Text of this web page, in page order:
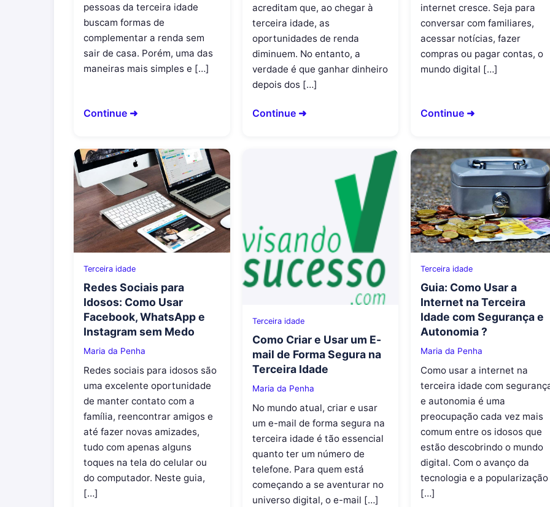
pessoas da terceira idade
buscam formas de
complementar a renda sem
sair de casa. Porém, uma das
maneiras mais simples e […]
Continue ➜
acreditam que, ao chegar à
terceira idade, as
oportunidades de renda
diminuem. No entanto, a
verdade é que ganhar dinheiro
depois dos […]
Continue ➜
internet cresce. Seja para
conversar com familiares,
acessar notícias, fazer
compras ou pagar contas, o
mundo digital […]
Continue ➜
Terceira idade
Redes Sociais para
Idosos: Como Usar
Facebook, WhatsApp e
Instagram sem Medo
Maria da Penha
Redes sociais para idosos são
uma excelente oportunidade
de manter contato com a
família, reencontrar amigos e
até fazer novas amizades,
tudo com apenas alguns
toques na tela do celular ou
do computador. Neste guia,
[…]
Terceira idade
Como Criar e Usar um E-
mail de Forma Segura na
Terceira Idade
Maria da Penha
No mundo atual, criar e usar
um e-mail de forma segura na
terceira idade é tão essencial
quanto ter um número de
telefone. Para quem está
começando a se aventurar no
universo digital, o e-mail […]
Terceira idade
Guia: Como Usar a
Internet na Terceira
Idade com Segurança e
Autonomia ?
Maria da Penha
Como usar a internet na
terceira idade com
e autonomia é uma
preocupação cada vez mais
comum entre os idosos que
estão descobrindo o mundo
digital. Com o avanço da
tecnologia e a popularização
[…]